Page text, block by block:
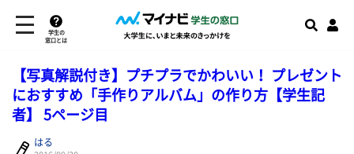
学生の
窓口とは
【写真解説付き】プチプラでかわいい！ プレゼント
におすすめ「手作りアルバム」の作り方【学生記
者】 5ページ目
はる